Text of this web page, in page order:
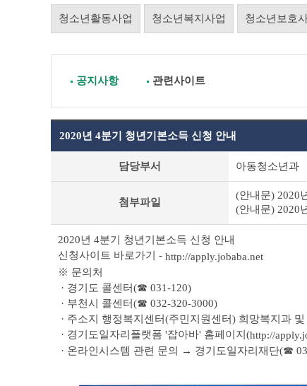
청소년활동사업 청소년복지사업 청소년보호
공지사항 관련사이트
세
조
회
테
2020년 4분기 청년기본소득 신청 안내
담당부서 아동청소년과
첨부파일
(안내문) 2020
(안내문) 2020
2020년 4분기 청년기본소득 신청 안내
신청사이트 바로가기 - http://apply.jobaba.net
※ 문의처
· 경기도 콜센터(☎ 031-120)
· 부천시 콜센터(☎ 032-320-3000)
· 주소지 행정복지센터(주민지원센터) 희망복지과
· 경기도일자리플랫폼 '잡아바' 홈페이지(http://
· 온라인시스템 관련 문의 → 경기도일자리재단(☎